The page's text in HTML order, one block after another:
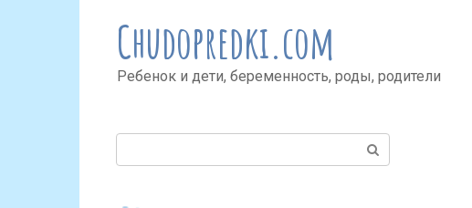
Chudopredki.com
Ребенок и дети, беременность, роды, родители